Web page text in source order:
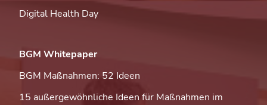
Digital Health Day
BGM Whitepaper
BGM Maßnahmen: 52 Ideen
15 außergewöhnliche Ideen für Maßnahmen im